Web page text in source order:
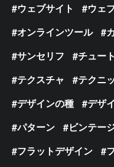
ウェブサイト
ウェ
オンラインツール
サンセリフ
チュー
テクスチャ
テクニ
デザインの種
デザ
パターン
ビンテー
フラットデザイン